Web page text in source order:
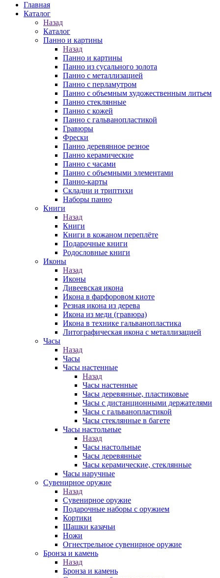
Главная
Каталог
Назад
Каталог
Панно и картины
Назад
Панно и картины
Панно из сусального золота
Панно с металлизацией
Панно с перламутром
Панно с объемным художественным литьем
Панно стеклянные
Панно с кожей
Панно с гальванопластикой
Гравюры
Фрески
Панно деревянное резное
Панно керамические
Панно с часами
Панно с объемными элементами
Панно-карты
Складни и триптихи
Наборы панно
Книги
Назад
Книги
Книги в кожаном переплёте
Подарочные книги
Родословные книги
Иконы
Назад
Иконы
Дивеевская икона
Икона в фарфоровом киоте
Резная икона из дерева
Икона из меди (гравюра)
Икона в технике гальванопластика
Литографическая икона с металлизацией
Часы
Назад
Часы
Часы настенные
Назад
Часы настенные
Часы деревянные, пластиковые
Часы с дистанционными держателями
Часы с гальванопластикой
Часы стеклянные в багете
Часы настольные
Назад
Часы настольные
Часы деревянные
Часы керамические, стеклянные
Часы наручные
Сувенирное оружие
Назад
Сувенирное оружие
Подарочные наборы с оружием
Кортики
Шашки казачьи
Ножи
Огнестрельное сувенирное оружие
Бронза и камень
Назад
Бронза и камень